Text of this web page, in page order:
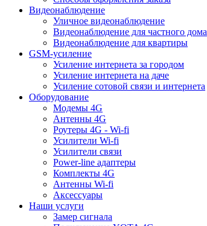
Видеонаблюдение
Уличное видеонаблюдение
Видеонаблюдение для частного дома
Видеонаблюдение для квартиры
GSM-усиление
Усиление интернета за городом
Усиление интернета на даче
Усиление сотовой связи и интернета
Оборудование
Модемы 4G
Антенны 4G
Роутеры 4G - Wi-fi
Усилители Wi-fi
Усилители связи
Power-line адаптеры
Комплекты 4G
Антенны Wi-fi
Аксессуары
Наши услуги
Замер сигнала